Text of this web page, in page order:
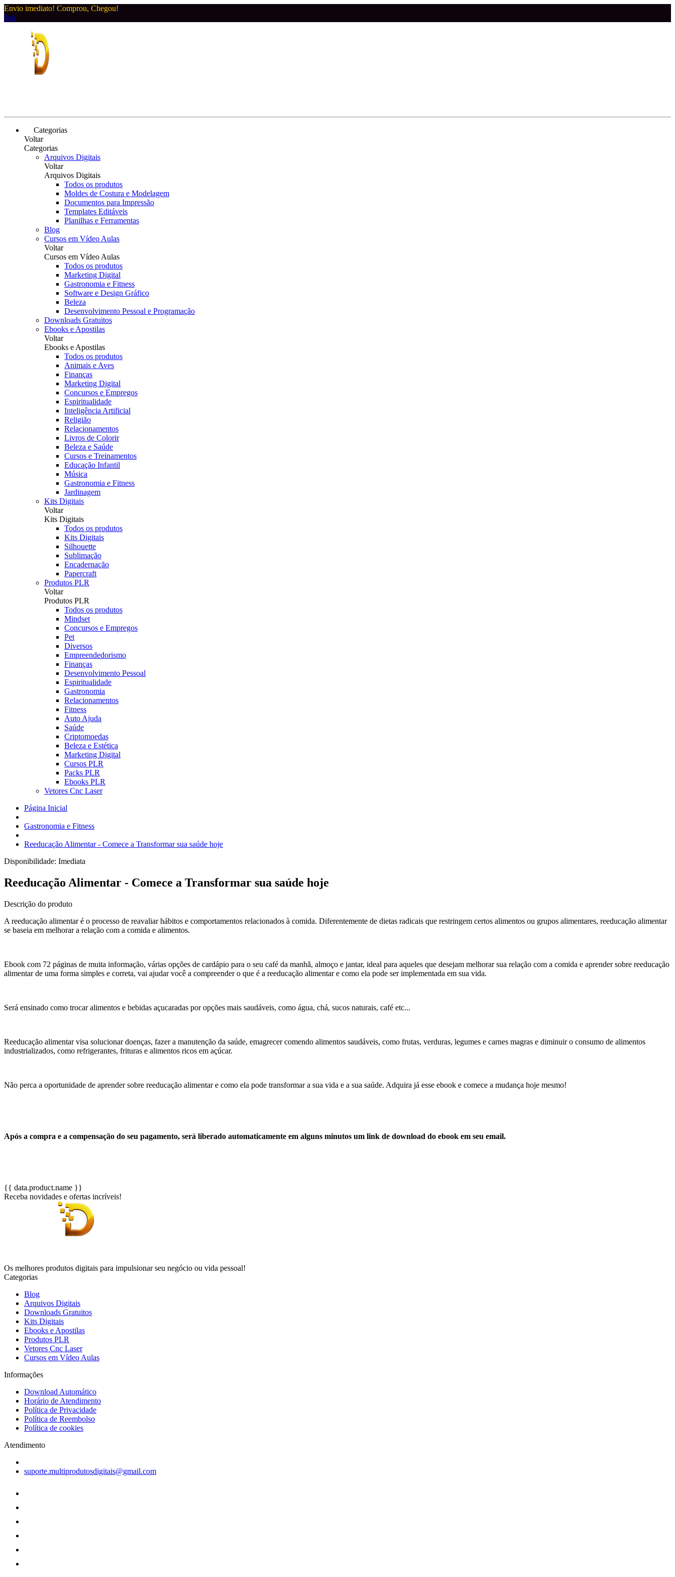
Envio imediato! Comprou, Chegou!
link
Categorias
Voltar
Categorias
Arquivos Digitais
Voltar
Arquivos Digitais
Todos os produtos
Moldes de Costura e Modelagem
Documentos para Impressão
Templates Editáveis
Planilhas e Ferramentas
Blog
Cursos em Vídeo Aulas
Voltar
Cursos em Vídeo Aulas
Todos os produtos
Marketing Digital
Gastronomia e Fitness
Software e Design Gráfico
Beleza
Desenvolvimento Pessoal e Programação
Downloads Gratuitos
Ebooks e Apostilas
Voltar
Ebooks e Apostilas
Todos os produtos
Animais e Aves
Finanças
Marketing Digital
Concursos e Empregos
Espiritualidade
Inteligência Artificial
Religião
Relacionamentos
Livros de Colorir
Beleza e Saúde
Cursos e Treinamentos
Educação Infantil
Música
Gastronomia e Fitness
Jardinagem
Kits Digitais
Voltar
Kits Digitais
Todos os produtos
Kits Digitais
Silhouette
Sublimação
Encadernação
Papercraft
Produtos PLR
Voltar
Produtos PLR
Todos os produtos
Mindset
Concursos e Empregos
Pet
Diversos
Empreendedorismo
Finanças
Desenvolvimento Pessoal
Espiritualidade
Gastronomia
Relacionamentos
Fitness
Auto Ajuda
Saúde
Criptomoedas
Beleza e Estética
Marketing Digital
Cursos PLR
Packs PLR
Ebooks PLR
Vetores Cnc Laser
Página Inicial
Gastronomia e Fitness
Reeducação Alimentar - Comece a Transformar sua saúde hoje
Disponibilidade: Imediata
Reeducação Alimentar - Comece a Transformar sua saúde hoje
Descrição do produto
A reeducação alimentar é o processo de reavaliar hábitos e comportamentos relacionados à comida. Diferentemente de dietas radicais que restringem certos alimentos ou grupos alimentares, reeducação alimentar
se baseia em melhorar a relação com a comida e alimentos.
Ebook com 72 páginas de muita informação, várias opções de cardápio para o seu café da manhã, almoço e jantar, ideal para aqueles que desejam melhorar sua relação com a comida e aprender sobre reeducação
alimentar de uma forma simples e correta, vai ajudar você a compreender o que é a reeducação alimentar e como ela pode ser implementada em sua vida.
Será ensinado como trocar alimentos e bebidas açucaradas por opções mais saudáveis, como água, chá, sucos naturais, café etc...
Reeducação alimentar visa solucionar doenças, fazer a manutenção da saúde, emagrecer comendo alimentos saudáveis, como frutas, verduras, legumes e carnes magras e diminuir o consumo de alimentos
industrializados, como refrigerantes, frituras e alimentos ricos em açúcar.
Não perca a oportunidade de aprender sobre reeducação alimentar e como ela pode transformar a sua vida e a sua saúde. Adquira já esse ebook e comece a mudança hoje mesmo!
Após a compra e a compensação do seu pagamento, será liberado automaticamente em alguns minutos um link de download do ebook em seu email.
{{ data.product.name }}
Receba novidades e ofertas incríveis!
Os melhores produtos digitais para impulsionar seu negócio ou vida pessoal!
Categorias
Blog
Arquivos Digitais
Downloads Gratuitos
Kits Digitais
Ebooks e Apostilas
Produtos PLR
Vetores Cnc Laser
Cursos em Vídeo Aulas
Informações
Download Automático
Horário de Atendimento
Política de Privacidade
Política de Reembolso
Política de cookies
Atendimento
suporte.multiprodutosdigitais@gmail.com